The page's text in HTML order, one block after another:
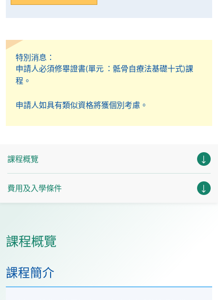
特別消息：
申請人必須修畢證書(單元 ：骶骨自療法基礎十式)課
程。
申請人如具有類似資格將獲個別考慮。
課程概覽
費用及入學條件
課程概覽
課程簡介